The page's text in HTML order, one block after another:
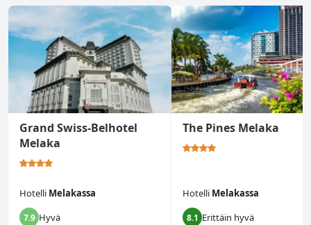
Grand Swiss-Belhotel
Melaka
Hotelli Melakassa
7.9 Hyvä
The Pines Melaka
Hotelli Melakassa
8.1 Erittäin hyvä